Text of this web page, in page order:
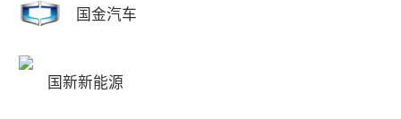
国金汽车
国新新能源